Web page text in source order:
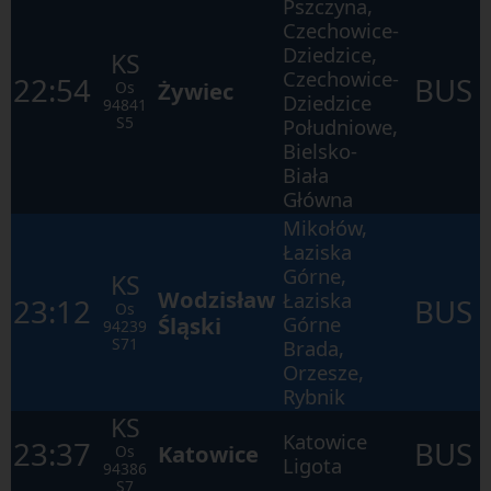
22:54
KS
Os
94841
S5
Żywiec
Pszczyna,
Czechowice-
Dziedzice,
Czechowice-
Dziedzice
Południowe,
Bielsko-
Biała
Główna
BUS
23:12
KS
Os
94239
S71
Wodzisław
Śląski
Mikołów,
Łaziska
Górne,
Łaziska
Górne
Brada,
Orzesze,
Rybnik
BUS
23:37
KS
Os
94386
S7
Katowice
Katowice
Ligota
BUS
elementach
w